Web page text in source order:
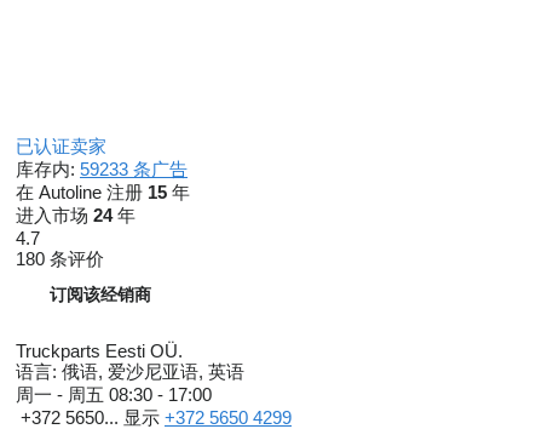
已认证卖家
库存内: 59233 条广告
在 Autoline 注册 15 年
进入市场 24年
4.7
180 条评价
订阅该经销商
Truckparts Eesti OÜ.
语言: 俄语, 爱沙尼亚语, 英语
周一 - 周五 08:30 - 17:00
+372 5650... 显示 +372 5650 4299